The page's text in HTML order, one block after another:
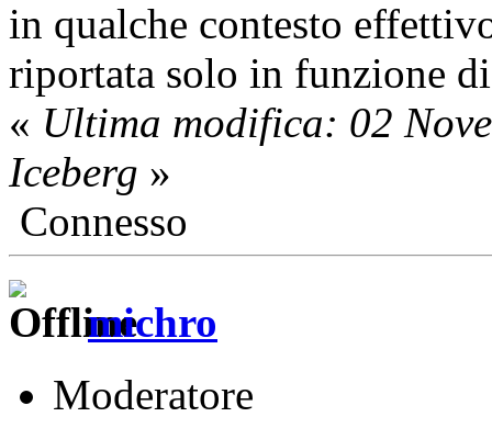
in qualche contesto
riportata solo in funzione
« Ultima modifica: 02
Iceberg »
Connesso
michro
Moderatore